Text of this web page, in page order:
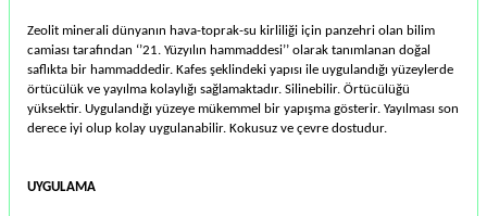
Zeolit minerali dünyanın hava-toprak-su kirliliği için panzehri olan bilim
camiası tarafından ‘’21. Yüzyılın hammaddesi’’ olarak tanımlanan doğal
saﬂıkta bir hammaddedir. Kafes şeklindeki yapısı ile uygulandığı yüzeylerde
örtücülük ve yayılma kolaylığı sağlamaktadır. Silinebilir. Örtücülüğü
yüksektir. Uygulandığı yüzeye mükemmel bir yapışma gösterir. Yayılması son
derece iyi olup kolay uygulanabilir. Kokusuz ve çevre dostudur.
UYGULAMA